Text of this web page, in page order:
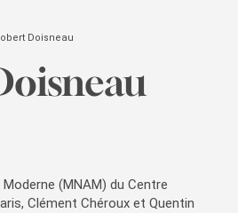
Doisneau
(MNAM) du Centre
Clément Chéroux et Quentin